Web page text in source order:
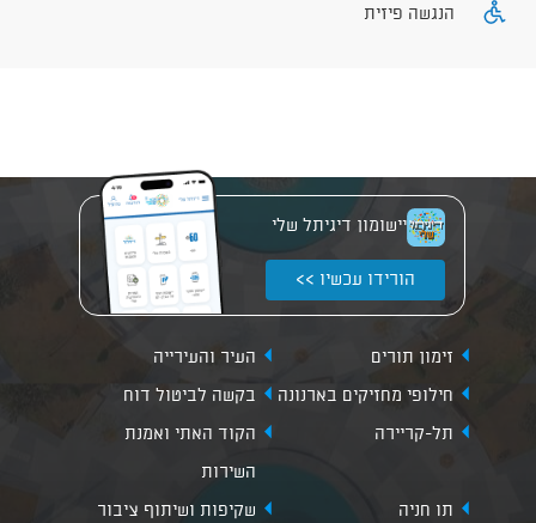
הנגשה פיזית
יישומון דיגיתל שלי
הורידו עכשיו >>
זימון תורים
העיר והעירייה
חילופי מחזיקים בארנונה
בקשה לביטול דוח
תל-קריירה
הקוד האתי ואמנת
השירות
תו חניה
שקיפות ושיתוף ציבור